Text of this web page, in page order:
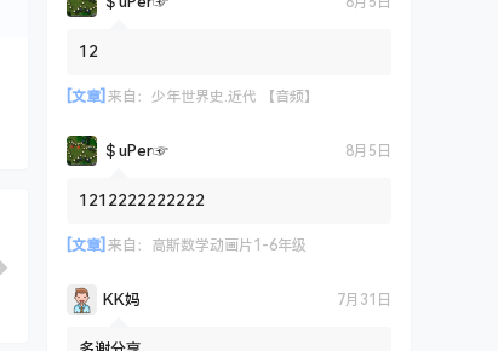
12
[文章] 来自： 少年世界史.近代 【音频】
＄uΡer☞ 8月5日
1212222222222
[文章] 来自： 高斯数学动画片1-6年级
KK妈 7月31日